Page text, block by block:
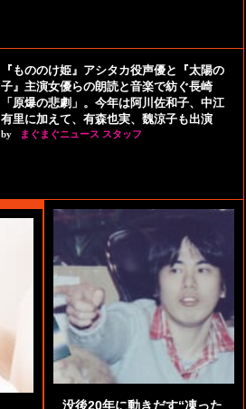
『もののけ姫』アシタカ役声優と『太陽の
子』主演女優らの朗読と音楽で紡ぐ長崎
「原爆の悲劇」。今年は阿川佐和子、中江
有里に加えて、有森也実、魏涼子も出演
by まぐまぐニュース スタッフ
没後20年に動きだす“凍った